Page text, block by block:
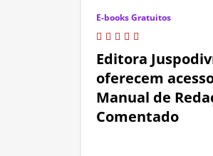
E-books Gratuitos
Editora
oferecem
Manual de
Comentado